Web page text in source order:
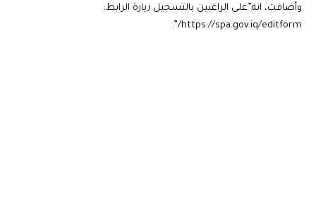
وأضافت، انه”على الراغبين بالتسجيل زيارة الرابط:
https://spa.gov.iq/editform/”.